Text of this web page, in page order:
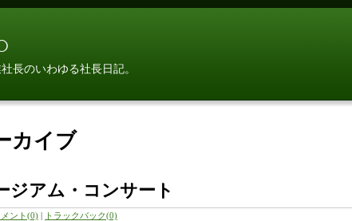
長のいわゆる社長日記。
カイブ
ジアム・コンサート
メント(0) | トラックバック(0)